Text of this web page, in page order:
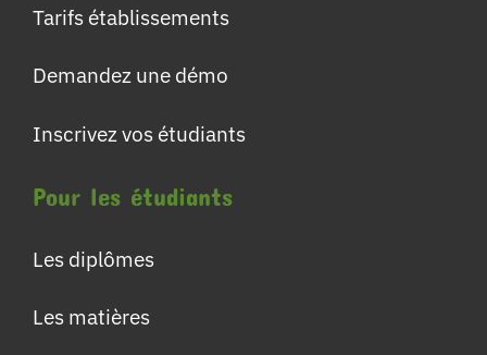
Tarifs établissements
Demandez une démo
Inscrivez vos étudiants
Pour les étudiants
Les diplômes
Les matières